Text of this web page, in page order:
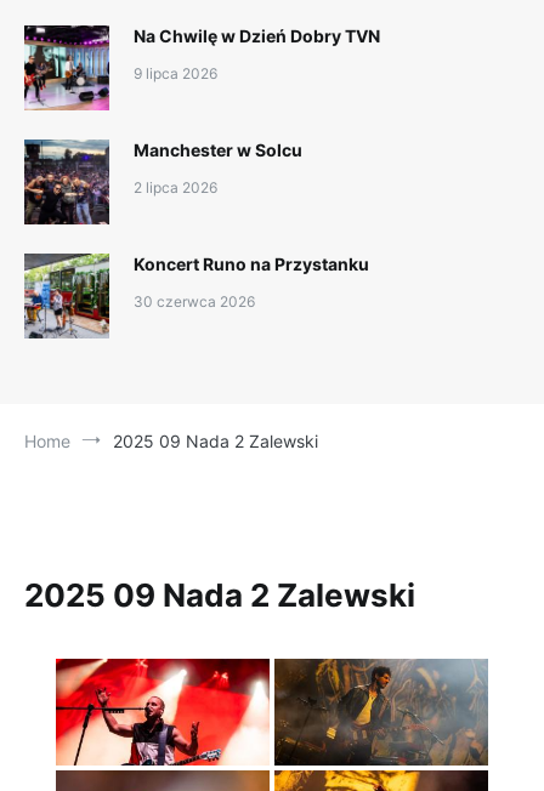
Na Chwilę w Dzień Dobry TVN
9 lipca 2026
Manchester w Solcu
2 lipca 2026
Koncert Runo na Przystanku
30 czerwca 2026
Home 2025 09 Nada 2 Zalewski
2025 09 Nada 2 Zalewski